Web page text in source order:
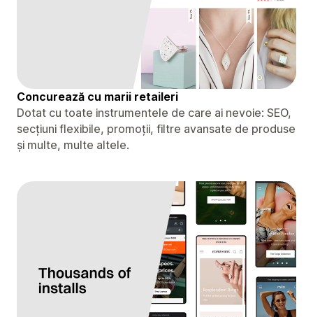
Concurează cu marii retaileri
Dotat cu toate instrumentele de care ai nevoie: SEO,
secțiuni flexibile, promoții, filtre avansate de produse
și multe, multe altele.